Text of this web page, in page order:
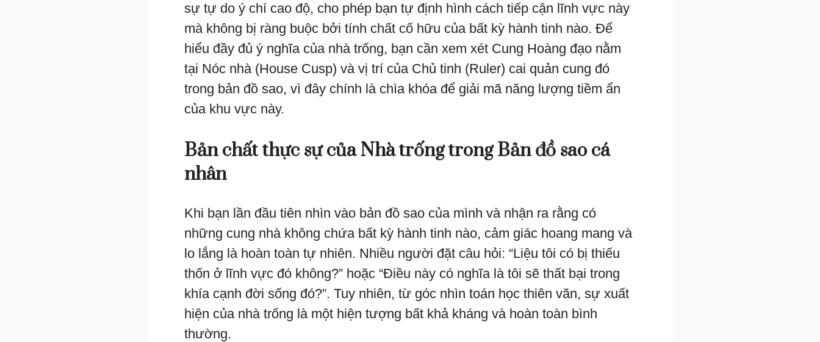
sự tự do ý chí cao độ, cho phép bạn tự định hình cách tiếp cận lĩnh vực này
mà không bị ràng buộc bởi tính chất cố hữu của bất kỳ hành tinh nào. Để
hiểu đầy đủ ý nghĩa của nhà trống, bạn cần xem xét Cung Hoàng đạo nằm
tại Nóc nhà (House Cusp) và vị trí của Chủ tinh (Ruler) cai quản cung đó
trong bản đồ sao, vì đây chính là chìa khóa để giải mã năng lượng tiềm ẩn
của khu vực này.
Bản chất thực sự của Nhà trống trong Bản đồ sao cá
nhân
Khi bạn lần đầu tiên nhìn vào bản đồ sao của mình và nhận ra rằng có
những cung nhà không chứa bất kỳ hành tinh nào, cảm giác hoang mang và
lo lắng là hoàn toàn tự nhiên. Nhiều người đặt câu hỏi: “Liệu tôi có bị thiếu
thốn ở lĩnh vực đó không?” hoặc “Điều này có nghĩa là tôi sẽ thất bại trong
khía cạnh đời sống đó?”. Tuy nhiên, từ góc nhìn toán học thiên văn, sự xuất
hiện của nhà trống là một hiện tượng bất khả kháng và hoàn toàn bình
thường.